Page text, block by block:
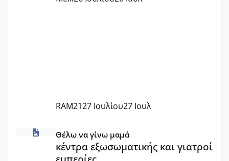
Εγώ πήγα σε έναν ιδιωτικό παιδικό στ
RAM2127 Ιουλίου27 Ιουλ
κέντρα εξωσωματικής και γιατροί εμπερίες
Θέλω να γίνω μαμά
κέντρα εξωσωματικής και γιατροί